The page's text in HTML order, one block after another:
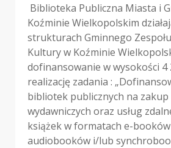
Biblioteka Publiczna Miasta i
Koźminie Wielkopolskim
strukturach Gminnego
Kultury w Koźminie
dofinansowanie w wysokości 4
realizację zadania :
bibliotek publicznych na zakup
wydawniczych oraz usług
książek w formatach e-
audiobooków i/lub